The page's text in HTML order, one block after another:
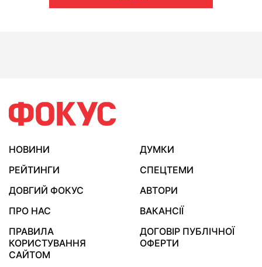
НОВИНИ
ДУМКИ
РЕЙТИНГИ
СПЕЦТЕМИ
ДОВГИЙ ФОКУС
АВТОРИ
ПРО НАС
ВАКАНСІЇ
ПРАВИЛА
КОРИСТУВАННЯ
САЙТОМ
ДОГОВІР ПУБЛІЧНОЇ
ОФЕРТИ